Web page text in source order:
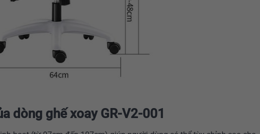
dòng ghế xoay GR-V2-001